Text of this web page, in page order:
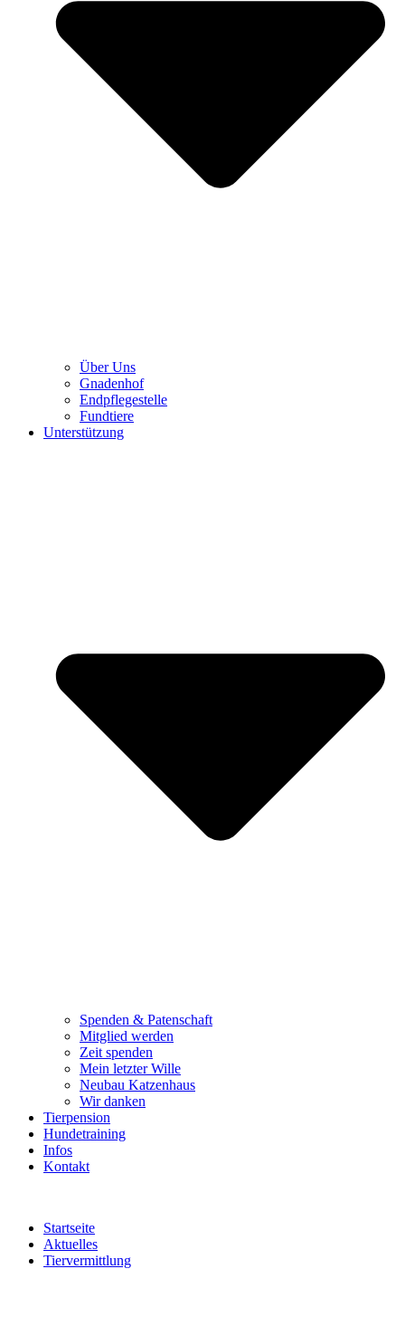
Über Uns
Gnadenhof
Endpflegestelle
Fundtiere
Unterstützung
Spenden & Patenschaft
Mitglied werden
Zeit spenden
Mein letzter Wille
Neubau Katzenhaus
Wir danken
Tierpension
Hundetraining
Infos
Kontakt
Startseite
Aktuelles
Tiervermittlung